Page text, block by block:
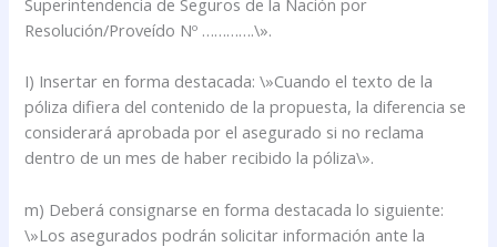
Resolución/Proveído Nº ………….\».
I) Insertar en forma destacada: \»Cuando el texto de la
póliza difiera del contenido de la propuesta, la diferencia se
considerará aprobada por el asegurado si no reclama
dentro de un mes de haber recibido la póliza\».
m) Deberá consignarse en forma destacada lo siguiente:
\»Los asegurados podrán solicitar información ante la